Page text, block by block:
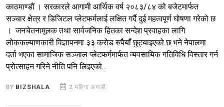
काठमाण्डौं । सरकारले आगामी आर्थिक वर्ष २०८३/८४ को बजेटमार्फत
सञ्चार क्षेत्र र डिजिटल प्लेटफर्मलाई लक्षित गर्दै दुई महत्वपूर्ण घोषणा गरेको छ
। जनचेतनामूलक तथा सार्वजनिक हितका सन्देश प्रवाहका लागि
लोककल्याणकारी विज्ञापनमा ३३ करोड रुपैयाँ छुट्याइएको छ भने नेपालमा
दर्ता भएका सामाजिक सञ्जाल प्लेटफर्ममार्फत व्यवसायिक गतिविधि विस्तार गर्न
प्रोत्साहन गरिने नीति पनि लिइएको...
BY BIZSHALA 2 महिना अगाडी